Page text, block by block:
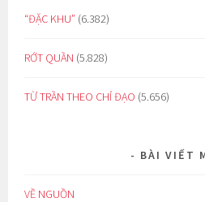
“ĐẶC KHU” (6.382)
RỚT QUẦN (5.828)
TỪ TRẦN THEO CHỈ ĐẠO (5.656)
BÀI VIẾT
VỀ NGUỒN